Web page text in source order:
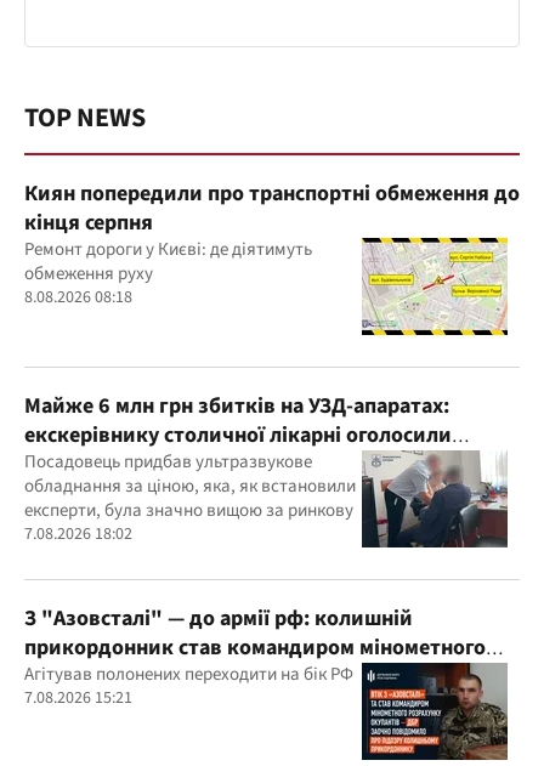
TOP NEWS
Киян попередили про транспортні обмеження до
кінця серпня
Ремонт дороги у Києві: де діятимуть
обмеження руху
8.08.2026 08:18
Майже 6 млн грн збитків на УЗД-апаратах:
екскерівнику столичної лікарні оголосили
підозру
Посадовець придбав ультразвукове
обладнання за ціною, яка, як встановили
експерти, була значно вищою за ринкову
7.08.2026 18:02
З "Азовсталі" — до армії рф: колишній
прикордонник став командиром мінометного
розрахунку окупантів
Агітував полонених переходити на бік РФ
7.08.2026 15:21